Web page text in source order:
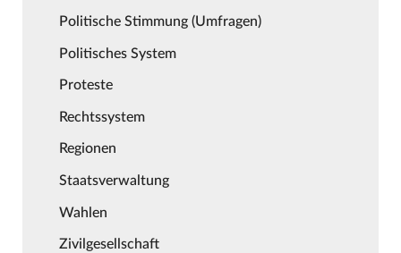
Politische Stimmung (Umfragen)
Politisches System
Proteste
Rechtssystem
Regionen
Staatsverwaltung
Wahlen
Zivilgesellschaft